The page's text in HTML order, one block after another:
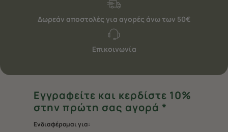
Δωρεάν αποστολές για αγορές άνω των 50€
Επικοινωνία
Εγγραφείτε και κερδίστε 10%
στην πρώτη σας αγορά *
Ενδιαφέρομαι για: